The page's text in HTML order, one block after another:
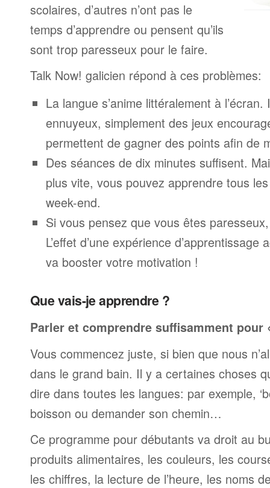
scolaires, d’autres n’ont pas le
temps d’apprendre ou pensent qu’ils
sont trop paresseux pour le faire.
Talk Now! galicien répond à ces problèmes:
La langue s’anime littéralement à l’écran.
ennuyeux, simplement des jeux
permettent de gagner des points afin de
Des séances de dix minutes suffisent.
plus vite, vous pouvez apprendre tous
week-end.
Si vous pensez que vous êtes
L’effet d’une expérience
va booster votre motivation !
Que vais-je apprendre ?
Parler et comprendre suffisamment pour
Vous commencez juste, si bien que nous
dans le grand bain. Il y a certaines choses
dire dans toutes les langues: par exemple,
boisson ou demander son chemin…
Ce programme pour débutants va droit au
produits alimentaires, les couleurs, les
les chiffres, la lecture de l’heure, les noms